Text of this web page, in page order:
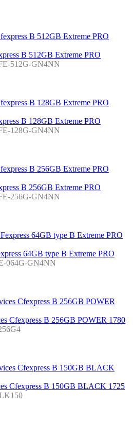
B 512GB Extreme PRO
512G-GN4NN
B 128GB Extreme PRO
128G-GN4NN
B 256GB Extreme PRO
256G-GN4NN
64GB type B Extreme PRO
064G-GN4NN
Cfexpress B 256GB POWER 1780
Cfexpress B 150GB BLACK 1725